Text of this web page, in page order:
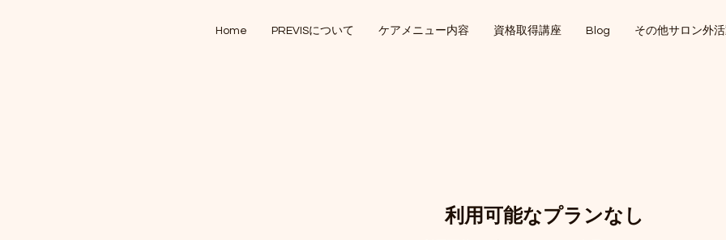
Home PREVISについて ケアメニュー内容 資格取得講座 Blog その他サロン外
利用可能なプランなし